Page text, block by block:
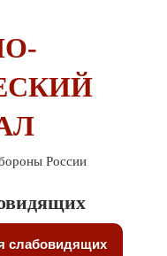
России
слабовидящих